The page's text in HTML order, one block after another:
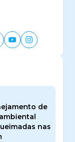
de
nas